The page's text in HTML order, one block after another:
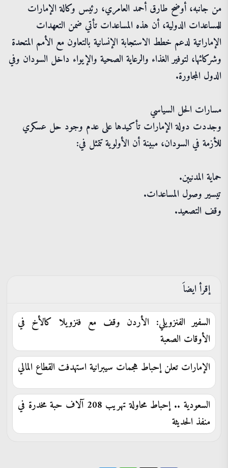
من جانبه، أوضح طارق أحمد العامري، رئيس وكالة الإمارات
للمساعدات الدولية، أن هذه المساعدات تأتي ضمن التعهدات
الإماراتية لدعم خطط الاستجابة الإنسانية بالتعاون مع الأمم المتحدة
وشركائها، لتوفير الغذاء والرعاية الصحية والإيواء داخل السودان وفي
الدول المجاورة.
مسارات الحل السياسي
وجددت دولة الإمارات تأكيدها على عدم وجود حل عسكري
للأزمة في السودان، مبينة أن الأولوية تتمثل في:
حماية المدنيين.
تيسير وصول المساعدات.
وقف التصعيد.
إقرأ ايضاَ
السفير الفنزويلي: الأردن وقف مع فنزويلا كالأخ في
الأوقات الصعبة
الإمارات تعلن إحباط هجمات سيبرانية استهدفت القطاع المالي
السعودية .. إحباط محاولة تهريب 208 آلاف حبة مخدرة في
منفذ الحديثة